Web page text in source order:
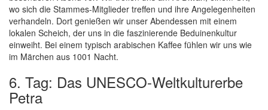
wo sich die Stammes-Mitglieder treffen und ihre Angelegenheiten
verhandeln. Dort genießen wir unser Abendessen mit einem
lokalen Scheich, der uns in die faszinierende Beduinenkultur
einweiht. Bei einem typisch arabischen Kaffee fühlen wir uns wie
im Märchen aus 1001 Nacht.
6. Tag: Das UNESCO-Weltkulturerbe
Petra